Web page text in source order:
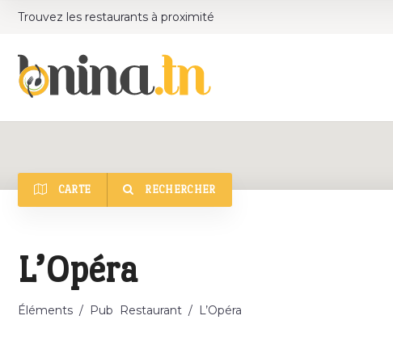
Trouvez les restaurants à proximité
CARTE RECHERCHER
L’Opéra
Éléments / Pub Restaurant / L’Opéra